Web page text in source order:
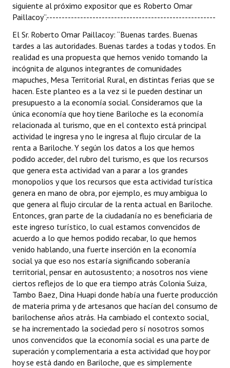
siguiente al próximo expositor que es Roberto Omar
Paillacoy”.-------------------------------------------------------
El Sr. Roberto Omar Paillacoy: “Buenas tardes. Buenas
tardes a las autoridades. Buenas tardes a todas y todos. En
realidad es una propuesta que hemos venido tomando la
incógnita de algunos integrantes de comunidades
mapuches, Mesa Territorial Rural, en distintas ferias que se
hacen. Este planteo es a la vez si le pueden destinar un
presupuesto a la economía social. Consideramos que la
única economía que hoy tiene Bariloche es la economía
relacionada al turismo, que en el contexto está principal
actividad le ingresa y no le ingresa al flujo circular de la
renta a Bariloche. Y según los datos a los que hemos
podido acceder, del rubro del turismo, es que los recursos
que genera esta actividad van a parar a los grandes
monopolios y que los recursos que esta actividad turística
genera en mano de obra, por ejemplo, es muy ambigua lo
que genera al flujo circular de la renta actual en Bariloche.
Entonces, gran parte de la ciudadanía no es beneficiaria de
este ingreso turístico, lo cual estamos convencidos de
acuerdo a lo que hemos podido recabar, lo que hemos
venido hablando, una fuerte inserción en la economía
social ya que eso nos estaría significando soberanía
territorial, pensar en autosustento; a nosotros nos viene
ciertos reflejos de lo que era tiempo atrás Colonia Suiza,
Tambo Baez, Dina Huapi donde había una fuerte producción
de materia prima y de artesanos que hacían del consumo de
barilochense años atrás. Ha cambiado el contexto social,
se ha incrementado la sociedad pero sí nosotros somos
unos convencidos que la economía social es una parte de
superación y complementaria a esta actividad que hoy por
hoy se está dando en Bariloche, que es simplemente